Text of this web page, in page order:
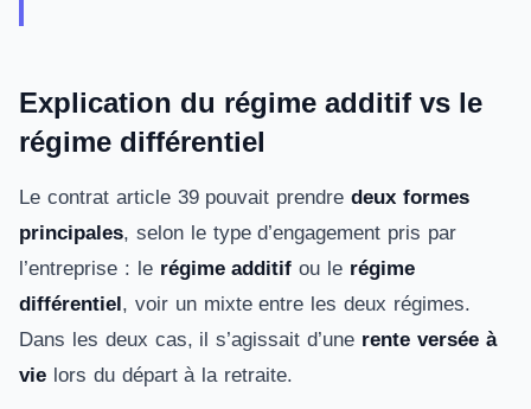
Explication du régime additif vs le
régime différentiel
Le contrat article 39 pouvait prendredeux formes
principales, selon le type d’engagement pris par
l’entreprise : le régime additif ou le régime
différentiel, voir un mixte entre les deux régimes.
Dans les deux cas, il s’agissait d’une rente versée à
vie lors du départ à la retraite.